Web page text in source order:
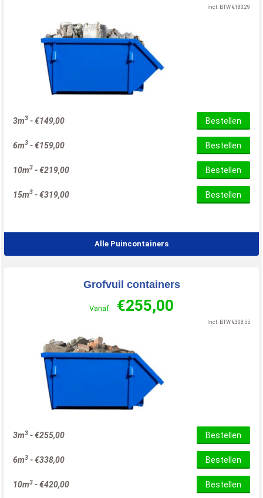
Incl. BTW €180,29
3m3 -€149,00 Bestellen
6m3 -€159,00 Bestellen
10m3 -€219,00 Bestellen
15m3 -€319,00 Bestellen
Alle Puincontainers
Grofvuil containers
Vanaf €255,00
Incl. BTW €308,55
3m3 -€255,00 Bestellen
6m3 -€338,00 Bestellen
10m3 -€420,00 Bestellen